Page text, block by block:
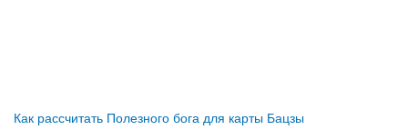
Как рассчитать Полезного бога для карты Бацзы